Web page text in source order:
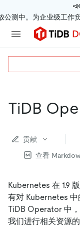
📣
公测中。为企业级工作
TiDB
贡献
查看
Kubernetes 在 1.9
有对 Kubernetes
TiDB Operator 中
我们进行相关资源